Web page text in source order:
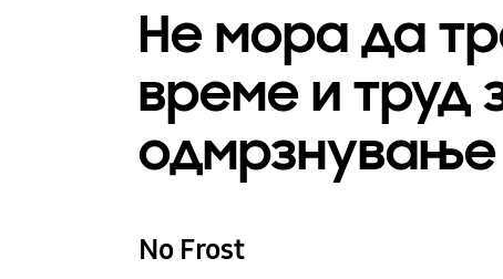
Не мора да
време и труд
одмрзнување
No Frost